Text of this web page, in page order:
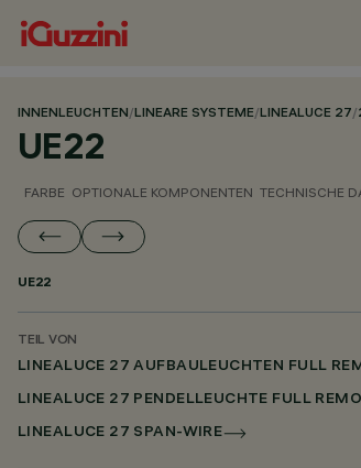
INNENLEUCHTEN/LINEARE SYSTEME/LINEALUCE 27/
UE22
FARBE OPTIONALE KOMPONENTEN TECHNISCHE
UE22
TEIL VON
LINEALUCE 27 AUFBAULEUCHTEN FULL
LINEALUCE 27 PENDELLEUCHTE FULL
LINEALUCE 27 SPAN-WIRE